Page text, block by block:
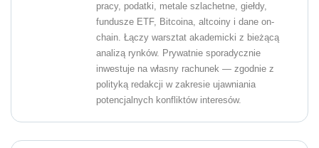
pracy, podatki, metale szlachetne, giełdy,
fundusze ETF, Bitcoina, altcoiny i dane on-
chain. Łączy warsztat akademicki z bieżącą
analizą rynków. Prywatnie sporadycznie
inwestuje na własny rachunek — zgodnie z
polityką redakcji w zakresie ujawniania
potencjalnych konfliktów interesów.